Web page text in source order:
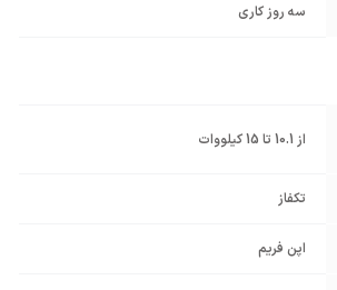
سه روز کاری
از 10.1 تا 15 کیلووات
تکفاز
اپن فریم